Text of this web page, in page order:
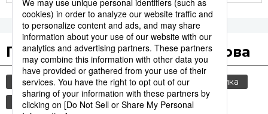
Популярные поисковые слова
общество культура jiji press
политика
экономика
туризм еда и напитки